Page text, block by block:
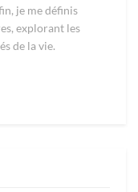
je me définis
explorant les
de la vie.